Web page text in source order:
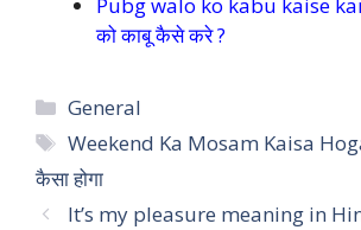
Pubg walo ko kabu kaise
को काबू कैसे करे ?
Categories
General
Tags
Weekend Ka Mosam Kaisa
कैसा होगा
It’s my pleasure meaning in